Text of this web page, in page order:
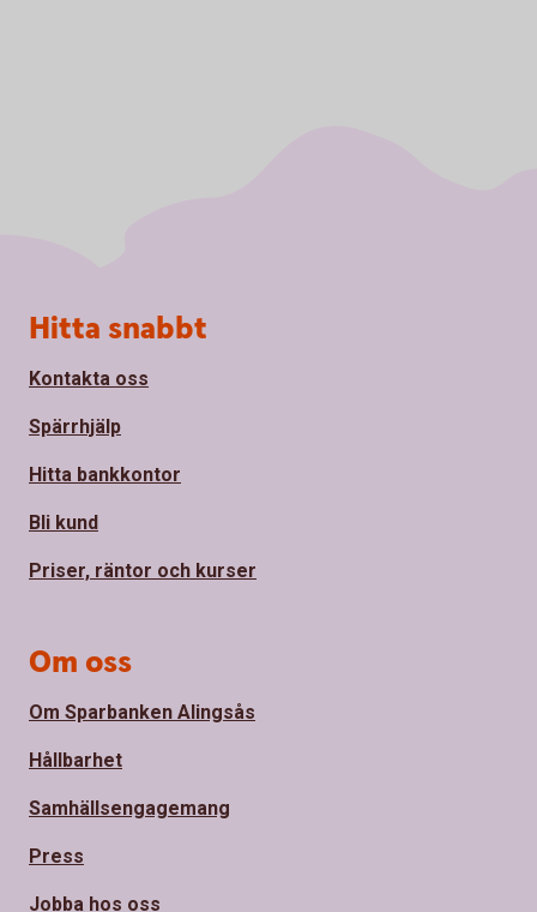
Sidfot
Hitta snabbt
Kontakta oss
Spärrhjälp
Hitta bankkontor
Bli kund
Priser, räntor och kurser
Om oss
Om Sparbanken Alingsås
Hållbarhet
Samhällsengagemang
Press
Jobba hos oss